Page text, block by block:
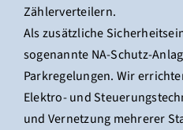
Zählerverteilern.
Als zusätzliche
sogenannte NA-Schutz-
Parkregelungen. Wir
Elektro- und
und Vernetzung mehrerer